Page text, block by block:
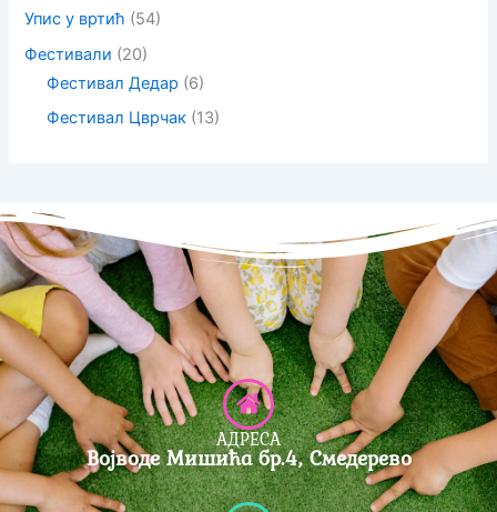
Упис у вртић (54)
Фестивали (20)
Фестивал Дедар (6)
Фестивал Цврчак (13)
АДРЕСА
Војводе Мишића бр.4, Смедерево